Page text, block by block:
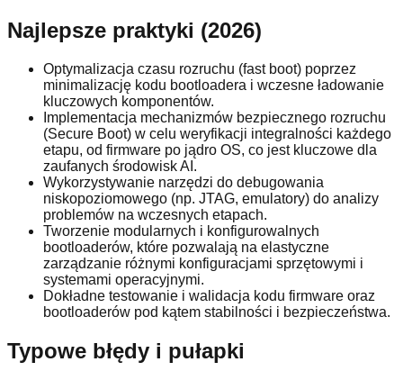
Najlepsze praktyki (2026)
Optymalizacja czasu rozruchu (fast boot) poprzez
minimalizację kodu bootloadera i wczesne ładowanie
kluczowych komponentów.
Implementacja mechanizmów bezpiecznego rozruchu
(Secure Boot) w celu weryfikacji integralności każdego
etapu, od firmware po jądro OS, co jest kluczowe dla
zaufanych środowisk AI.
Wykorzystywanie narzędzi do debugowania
niskopoziomowego (np. JTAG, emulatory) do analizy
problemów na wczesnych etapach.
Tworzenie modularnych i konfigurowalnych
bootloaderów, które pozwalają na elastyczne
zarządzanie różnymi konfiguracjami sprzętowymi i
systemami operacyjnymi.
Dokładne testowanie i walidacja kodu firmware oraz
bootloaderów pod kątem stabilności i bezpieczeństwa.
Typowe błędy i pułapki